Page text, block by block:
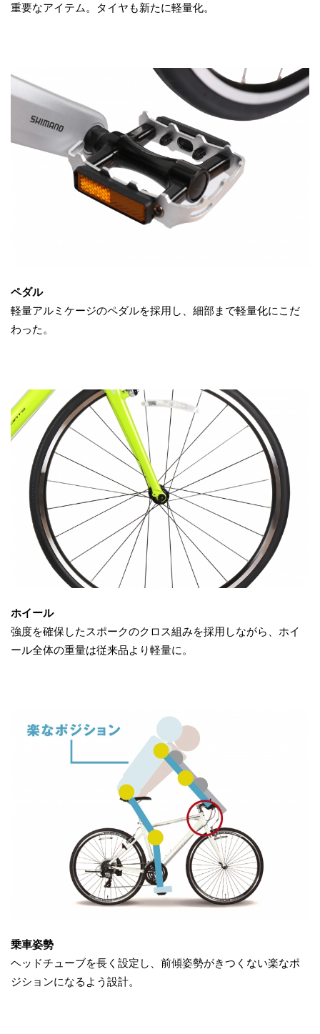
重要なアイテム。タイヤも新たに軽量化。
ペダル
軽量アルミケージのペダルを採用し、細部まで軽量化にこだ
わった。
ホイール
強度を確保したスポークのクロス組みを採用しながら、ホイ
ール全体の重量は従来品より軽量に。
乗車姿勢
ヘッドチューブを長く設定し、前傾姿勢がきつくない楽なポ
ジションになるよう設計。